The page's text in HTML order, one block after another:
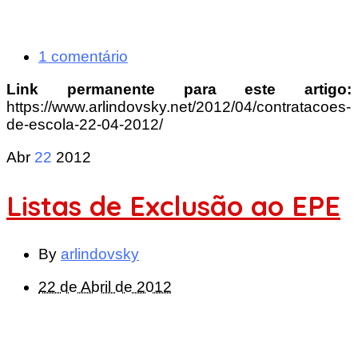
1 comentário
Link permanente para este artigo:
https://www.arlindovsky.net/2012/04/contratacoes-
de-escola-22-04-2012/
Abr 22 2012
Listas de Exclusão ao EPE
By arlindovsky
22 de Abril de 2012